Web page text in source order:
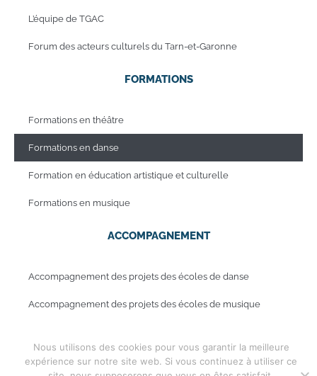
L’équipe de TGAC
Forum des acteurs culturels du Tarn-et-Garonne
FORMATIONS
Formations en théâtre
Formations en danse
Formation en éducation artistique et culturelle
Formations en musique
ACCOMPAGNEMENT
Accompagnement des projets des écoles de danse
Accompagnement des projets des écoles de musique
Mentions légales
Copyright © 2019 - Periwinkle
Nous utilisons des cookies pour vous garantir la meilleure
expérience sur notre site web. Si vous continuez à utiliser ce